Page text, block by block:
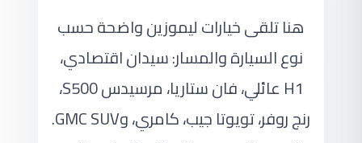
هنا تلقى خيارات ليموزين واضحة حسب
نوع السيارة والمسار: سيدان اقتصادي،
H1 عائلي، فان ستاريا، مرسيدس S500،
رنج روفر، تويوتا جيب، كامري، وGMC SUV.